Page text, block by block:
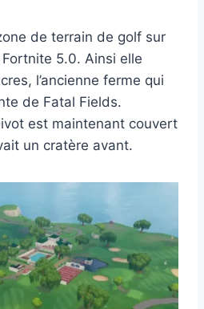
de terrain de golf sur
5.0. Ainsi elle
l’ancienne ferme qui
de Fatal Fields.
est maintenant couvert
un cratère avant.